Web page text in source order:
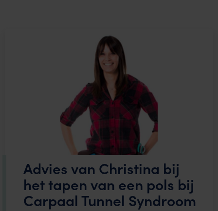
Advies van Christina bij
het tapen van een pols bij
Carpaal Tunnel Syndroom